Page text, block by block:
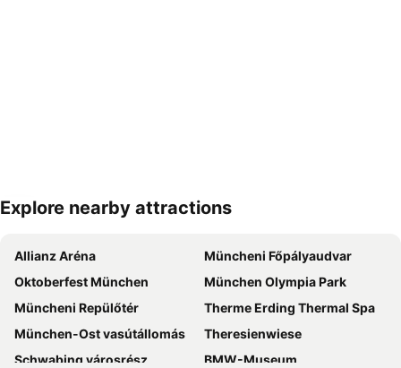
Nagy méretű térkép
Explore nearby attractions
Allianz Aréna
Müncheni Főpályaudvar
Oktoberfest München
München Olympia Park
Müncheni Repülőtér
Therme Erding Thermal Spa
München-Ost vasútállomás
Theresienwiese
Schwabing városrész
BMW-Museum